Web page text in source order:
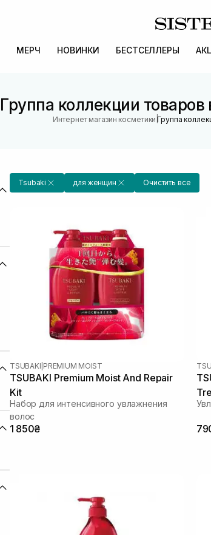
МЕРЧ НОВИНКИ БЕСТСЕЛЛЕРЫ
Группа коллекции
Интернет магазин косметики |Группа
Tsubaki для женщин Очистить все
TSUBAKI PREMIUM MOIST
TSUBAKI Premium Moist And Repair
Kit
Набор для интенсивного увлажнения
волос
1 850₴